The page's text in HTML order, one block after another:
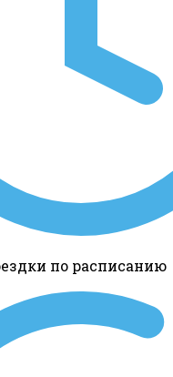
по расписанию